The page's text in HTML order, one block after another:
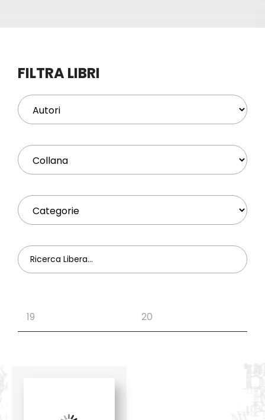
Profilo
FILTRA LIBRI